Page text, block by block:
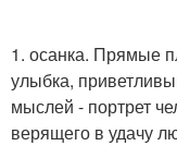
1. осанка. Прямые
улыбка,
мыслей - портрет
верящего в удачу